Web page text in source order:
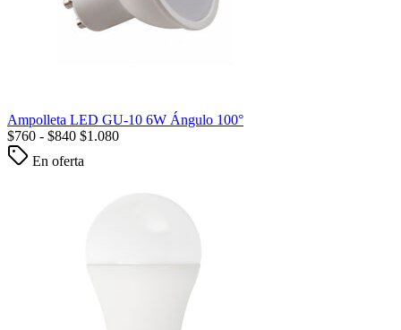
Ampolleta LED GU-10 6W Ángulo 100°
$760 - $840 $1.080
En oferta